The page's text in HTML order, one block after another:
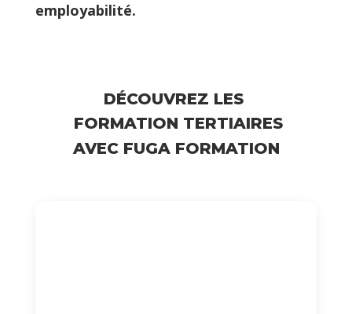
employabilité.
DÉCOUVREZ LES
FORMATION TERTIAIRES
AVEC FUGA FORMATION